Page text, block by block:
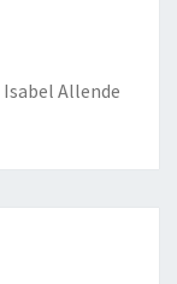
Isabel Allende